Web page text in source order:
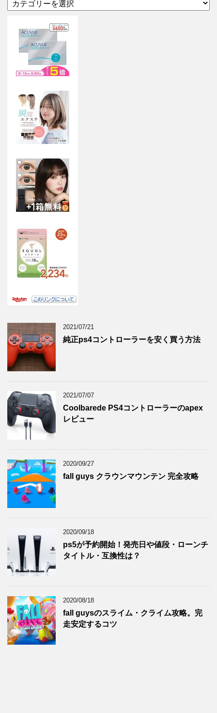
テ
2021/07/21
純正ps4コントローラーを安く買う方法
2021/07/07
Coolbarede PS4コントローラーのapex
レビュー
2020/09/27
fall guys クラウンマウンテン 完全攻略
2020/09/18
ps5が予約開始！発売日や値段・ローンチ
タイトル・互換性は？
2020/08/18
fall guysのスライム・クライム攻略。完
走安定するコツ